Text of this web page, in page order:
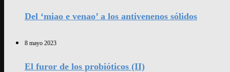
Del ‘miao e venao’ a los antivenenos sólidos
8 mayo 2023
El furor de los probióticos (II)